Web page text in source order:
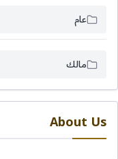
عام
مالك
About Us